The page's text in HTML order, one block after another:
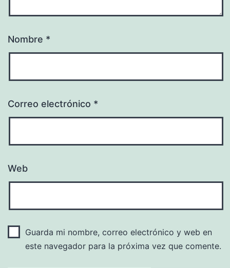
Nombre *
Correo electrónico *
Web
Guarda mi nombre, correo electrónico y web en
este navegador para la próxima vez que comente.